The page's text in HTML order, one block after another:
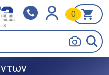
0
BOX NOW